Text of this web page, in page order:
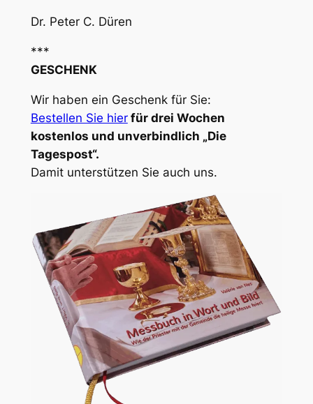
Dr. Peter C. Düren
***
GESCHENK
Wir haben ein Geschenk für Sie:
Bestellen Sie hier für drei Wochen
kostenlos und unverbindlich „Die
Tagespost“.
Damit unterstützen Sie auch uns.